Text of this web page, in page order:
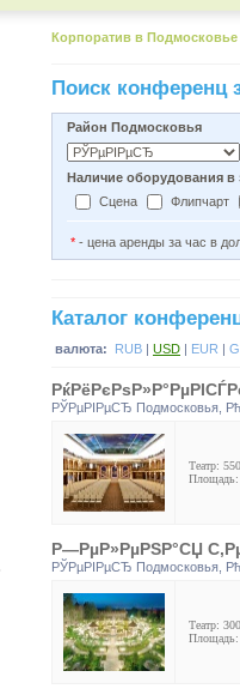
Корпоратив в Подмосковье
Поиск конференц
Район Подмосковья
Наличие оборудования в
Сцена
Флипчарт
*- цена аренды за час в
Каталог
валюта: RUB | USD | EUR |
РЎРµРІРµСЂ Подмосковья
Театр:
Площадь:
Р—РµР»РµРЅР°СЏ
РЎРµРІРµСЂ Подмосковья
Театр:
Площадь: